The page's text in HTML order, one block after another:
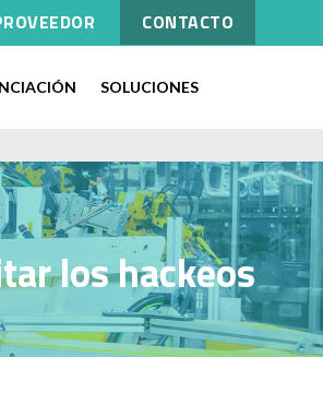
CONTACTO
SOLUCIONES
los hackeos